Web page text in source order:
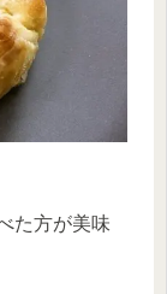
た方が美味